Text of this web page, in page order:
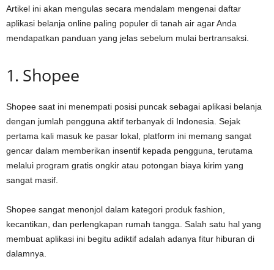
Artikel ini akan mengulas secara mendalam mengenai daftar
aplikasi belanja online paling populer di tanah air agar Anda
mendapatkan panduan yang jelas sebelum mulai bertransaksi.
1. Shopee
Shopee saat ini menempati posisi puncak sebagai aplikasi belanja
dengan jumlah pengguna aktif terbanyak di Indonesia. Sejak
pertama kali masuk ke pasar lokal, platform ini memang sangat
gencar dalam memberikan insentif kepada pengguna, terutama
melalui program gratis ongkir atau potongan biaya kirim yang
sangat masif.
Shopee sangat menonjol dalam kategori produk fashion,
kecantikan, dan perlengkapan rumah tangga. Salah satu hal yang
membuat aplikasi ini begitu adiktif adalah adanya fitur hiburan di
dalamnya.